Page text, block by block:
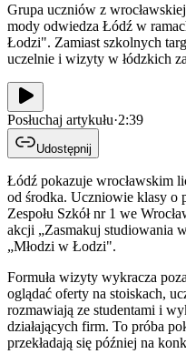
Grupa uczniów z
mody odwiedza Łódź w
Łodzi". Zamiast szkolnych
uczelnie i wizyty w łódzkich
Posłuchaj artykułu·2:39
Udostępnij
Łódź pokazuje wrocławskim
od środka. Uczniowie klasy o
Zespołu Szkół nr 1 we
akcji „Zasmakuj studiowania
„Młodzi w Łodzi".
Formuła wizyty wykracza
oglądać oferty na stoiskach,
rozmawiają ze studentami i
działających firm. To próba
przekładają się później na